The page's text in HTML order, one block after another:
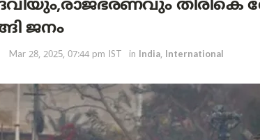
തിരികെ
ജനം
Mar 28, 2025, 07:44 pm IST in India, International